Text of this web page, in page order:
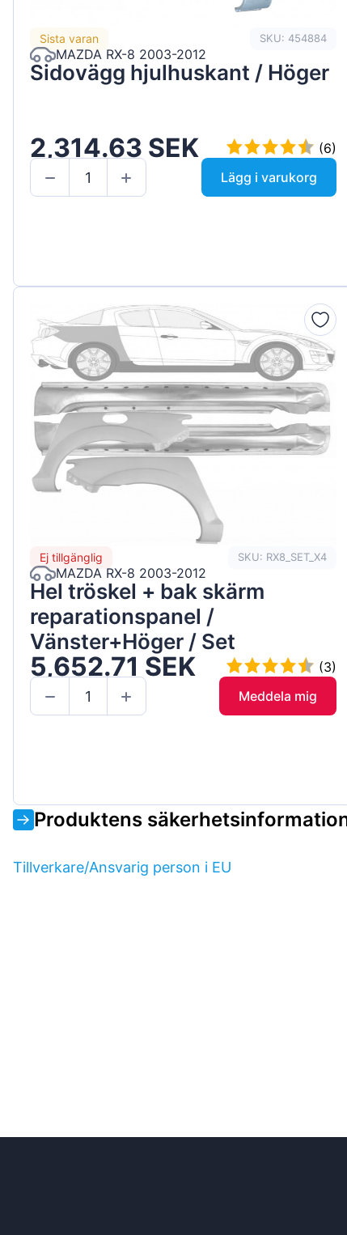
Sista varan SKU: 454884
MAZDA RX-8 2003-2012
Sidovägg hjulhuskant / Höger
2,314.63 SEK
(6)
Lägg i varukorg
Ej tillgänglig SKU: RX8_SET_X4
MAZDA RX-8 2003-2012
Hel tröskel + bak skärm
reparationspanel /
Vänster+Höger / Set
5,652.71 SEK
(3)
Meddela mig
Produktens
Tillverkare/Ansvarig person i EU